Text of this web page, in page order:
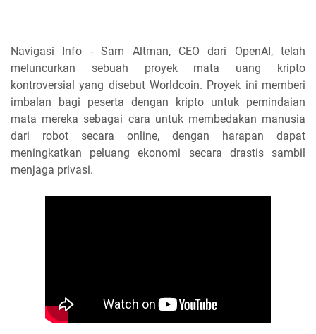
Navigasi Info - Sam Altman, CEO dari OpenAI, telah
meluncurkan sebuah proyek mata uang kripto
kontroversial yang disebut Worldcoin. Proyek ini memberi
imbalan bagi peserta dengan kripto untuk pemindaian
mata mereka sebagai cara untuk membedakan manusia
dari robot secara online, dengan harapan dapat
meningkatkan peluang ekonomi secara drastis sambil
menjaga privasi.